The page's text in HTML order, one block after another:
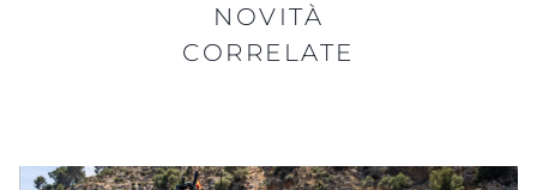
NOVITÀ
CORRELATE